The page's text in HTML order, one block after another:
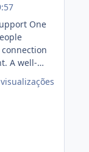
One
A well-
routine